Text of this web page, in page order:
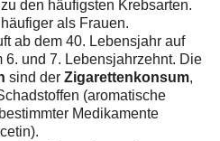
den häufigsten Krebsarten.
als Frauen.
ab dem 40. Lebensjahr auf
6. und 7. Lebensjahrzehnt. Die
sind der Zigarettenkonsum,
(aromatische
Medikamente